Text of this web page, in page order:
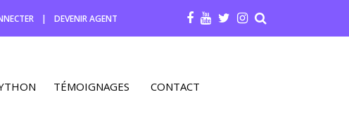
| DEVENIR AGENT
TÉMOIGNAGES CONTACT